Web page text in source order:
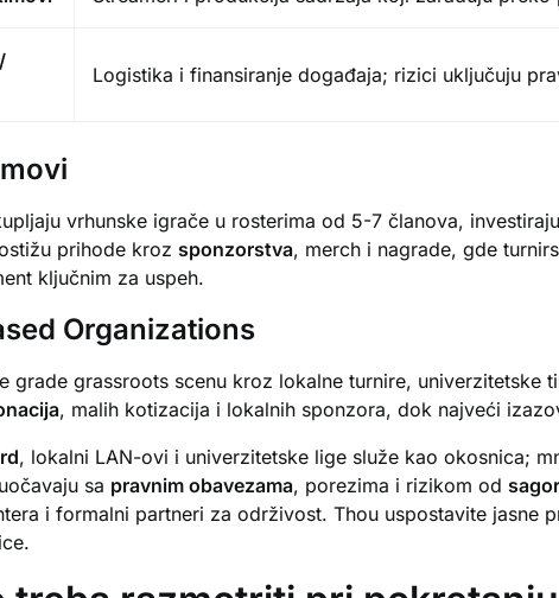
Logistika i finansiranje događaja; rizici uključuju
vrhunske igrače u rosterima od 5-7 članova,
prihode kroz sponzorstva, merch i nagrade, gde
ključnim za uspeh.
Organizations
grade grassroots scenu kroz lokalne turnire,
, malih kotizacija i lokalnih sponzora, dok najveći
, lokalni LAN-ovi i univerzitetske lige služe kao okosnica;
sa pravnim obavezama, porezima i rizikom od
i formalni partneri za održivost. Thou uspostavite jasne